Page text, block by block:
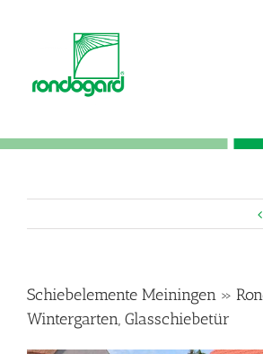
Schiebelemente Meiningen »
Wintergarten, Glasschiebetür